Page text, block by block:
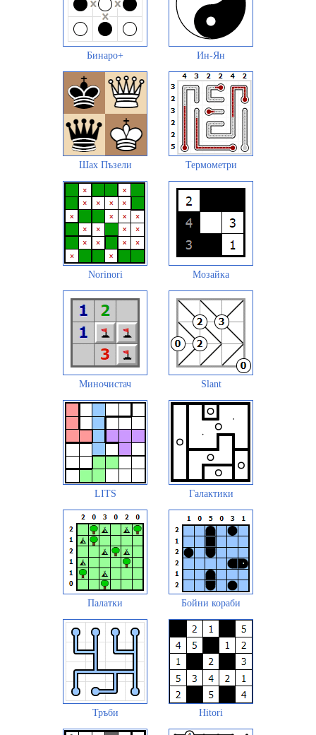
Бинаро+ Ин-Ян
Шах Пъзели Термометри
Norinori Мозайка
Миночистач Slant
LITS Галактики
Палатки Бойни кораби
Тръби Hitori